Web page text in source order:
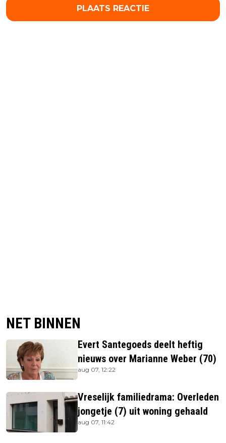
PLAATS REACTIE
NET BINNEN
Evert Santegoeds deelt heftig
nieuws over Marianne Weber (70)
aug 07, 12:22
Vreselijk familiedrama: Overleden
jongetje (7) uit woning gehaald
aug 07, 11:42